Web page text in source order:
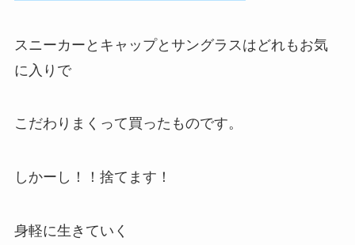
スニーカーとキャップとサングラスはどれもお気
に入りで
こだわりまくって買ったものです。
しかーし！！捨てます！
身軽に生きていく